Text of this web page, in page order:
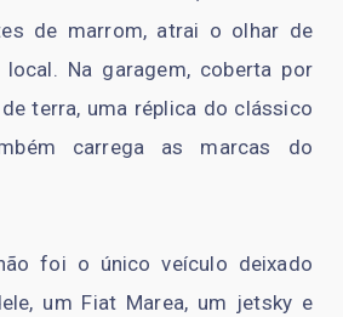
de marrom, atrai o olhar de
Na garagem, coberta por
terra, uma réplica do clássico
carrega as marcas do
foi o único veículo deixado
um Fiat Marea, um jetsky e